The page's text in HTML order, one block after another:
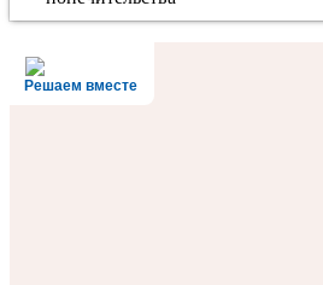
Решаем вместе